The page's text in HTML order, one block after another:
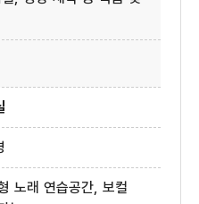
노래 연습공간, 보컬